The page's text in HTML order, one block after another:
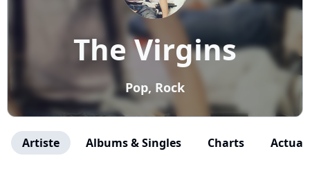
The Virgins
Pop, Rock
Artiste Albums & Singles Charts